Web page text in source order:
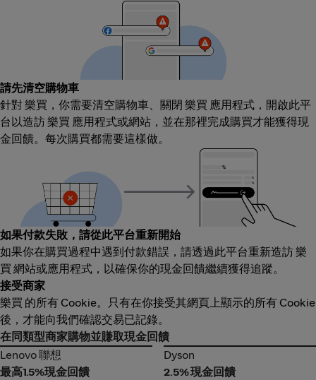
請先清空購物車
針對 樂買，你需要清空購物車、關閉 樂買 應用程式，開啟此平
台以造訪 樂買 應用程式或網站，並在那裡完成購買才能獲得現
金回饋。每次購買都需要這樣做。
如果付款失敗，請從此平台重新開始
如果你在購買過程中遇到付款錯誤，請透過此平台重新造訪 樂
買 網站或應用程式，以確保你的現金回饋繼續獲得追蹤。
接受商家
樂買 的所有 Cookie。只有在你接受其網頁上顯示的所有 Cookie
後，才能向我們確認交易已記錄。
在同類型商家購物並賺取現金回饋
Lenovo 聯想
Lenovo 聯想
最高1.5%現金回饋
Dyson
Dyson
2.5% 現金回饋